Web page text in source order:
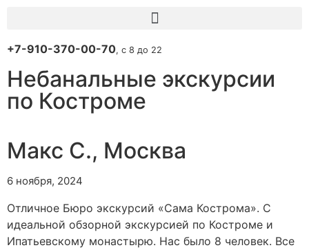
+7-910-370-00-70, с 8 до 22
Небанальные экскурсии
по Костроме
Макс С., Москва
6 ноября, 2024
Отличное Бюро экскурсий «Сама Кострома». С
идеальной обзорной экскурсией по Костроме и
Ипатьевскому монастырю. Нас было 8 человек. Все